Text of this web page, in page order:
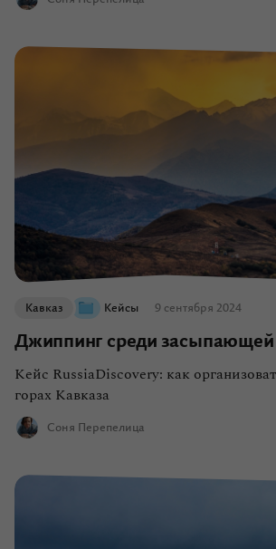
Кейсы
Кавказ 9 сентября 2024
Джиппинг среди
Кейс RussiaDiscovery: как
горах Кавказа
Соня Перепелица